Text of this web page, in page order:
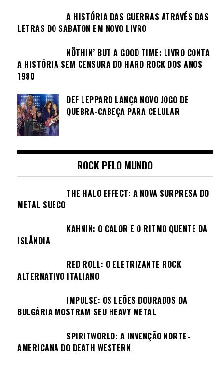
A HISTÓRIA DAS GUERRAS ATRAVÉS DAS
LETRAS DO SABATON EM NOVO LIVRO
NÖTHIN’ BUT A GOOD TIME: LIVRO CONTA
A HISTÓRIA SEM CENSURA DO HARD ROCK DOS ANOS
1980
DEF LEPPARD LANÇA NOVO JOGO DE
QUEBRA-CABEÇA PARA CELULAR
ROCK PELO MUNDO
THE HALO EFFECT: A NOVA SURPRESA DO
METAL SUECO
KAHNIN: O CALOR E O RITMO QUENTE DA
ISLÂNDIA
RED ROLL: O ELETRIZANTE ROCK
ALTERNATIVO ITALIANO
IMPULSE: OS LEÕES DOURADOS DA
BULGÁRIA MOSTRAM SEU HEAVY METAL
SPIRITWORLD: A INVENÇÃO NORTE-
AMERICANA DO DEATH WESTERN